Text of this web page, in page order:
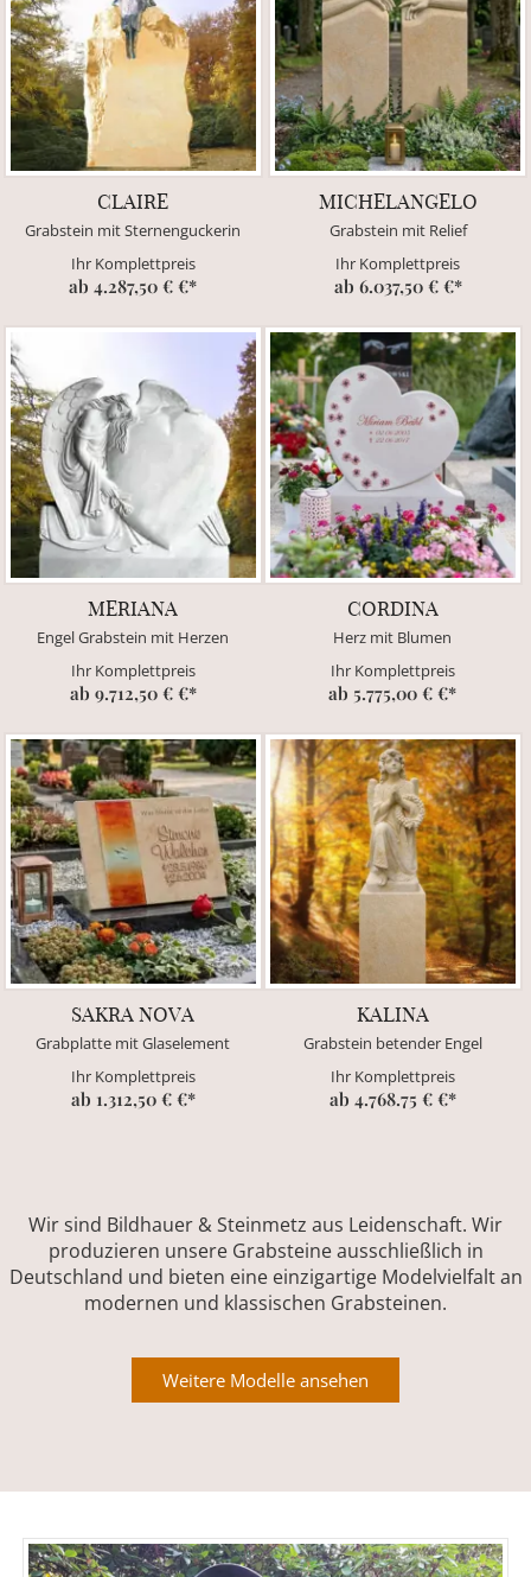
CLAIRE
Grabstein mit Sternenguckerin
Ihr Komplettpreis
ab 4.287,50 € €*
MICHELANGELO
Grabstein mit Relief
Ihr Komplettpreis
ab 6.037,50 € €*
MERIANA
Engel Grabstein mit Herzen
Ihr Komplettpreis
ab 9.712,50 € €*
CORDINA
Herz mit Blumen
Ihr Komplettpreis
ab 5.775,00 € €*
SAKRA NOVA
Grabplatte mit Glaselement
Ihr Komplettpreis
ab 1.312,50 € €*
KALINA
Grabstein betender Engel
Ihr Komplettpreis
ab 4.768.75 € €*
Wir sind Bildhauer & Steinmetz aus Leidenschaft. Wir
produzieren unsere Grabsteine ausschließlich in
Deutschland und bieten eine einzigartige Modelvielfalt an
modernen und klassischen Grabsteinen.
Weitere Modelle ansehen